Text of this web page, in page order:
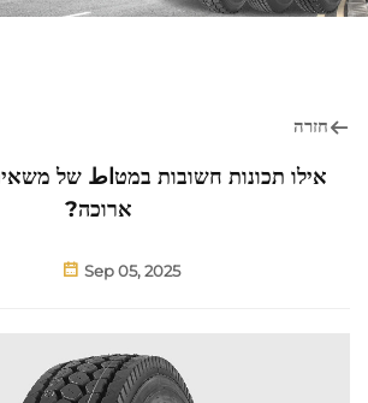
חזרה
אילו תכונות חשובות במטاط של
ארוכה?
Sep 05, 2025